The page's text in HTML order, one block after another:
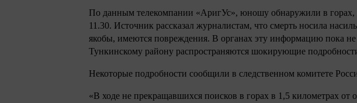
По данным телекомпании «АригУс», юношу обнаружили в горах,
11.30. Источник рассказал журналистам, что смерть носила
якобы, имеются повреждения. В органах эту информацию пока
Тункинскому району распространяются шокирующие
Некоторые подробности сообщили в следственном комитете
«В ходе не прекращавшихся поисков в горах в 1,5 километрах